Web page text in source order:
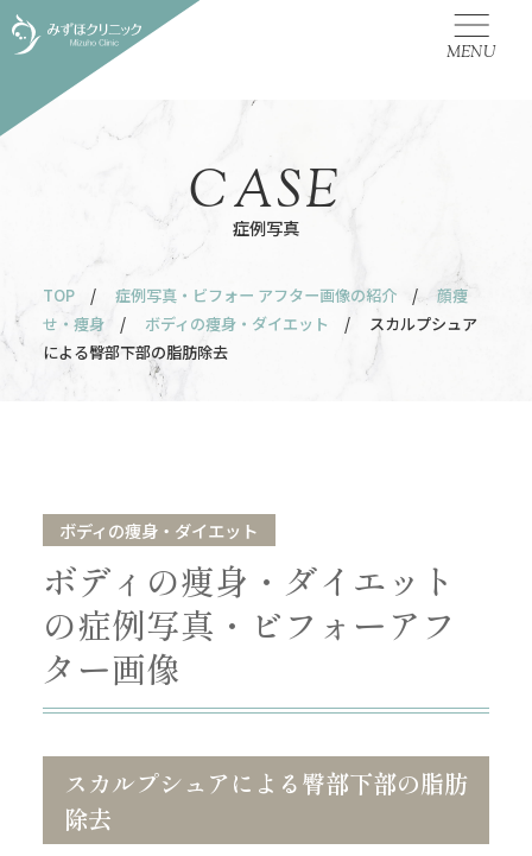
MENU
症例写真
CASE
TOP / 症例写真・ビフォー アフター画像の紹介 /
顔痩
せ・痩身
/ ボディの痩身・ダイエット
/ スカルプシュア
による臀部下部の脂肪除去
ボディの痩身・ダイエット
ボディの痩身・ダイエット
の症例写真・ビフォーアフ
ター画像
スカルプシュアによる臀部下部の脂肪
除去